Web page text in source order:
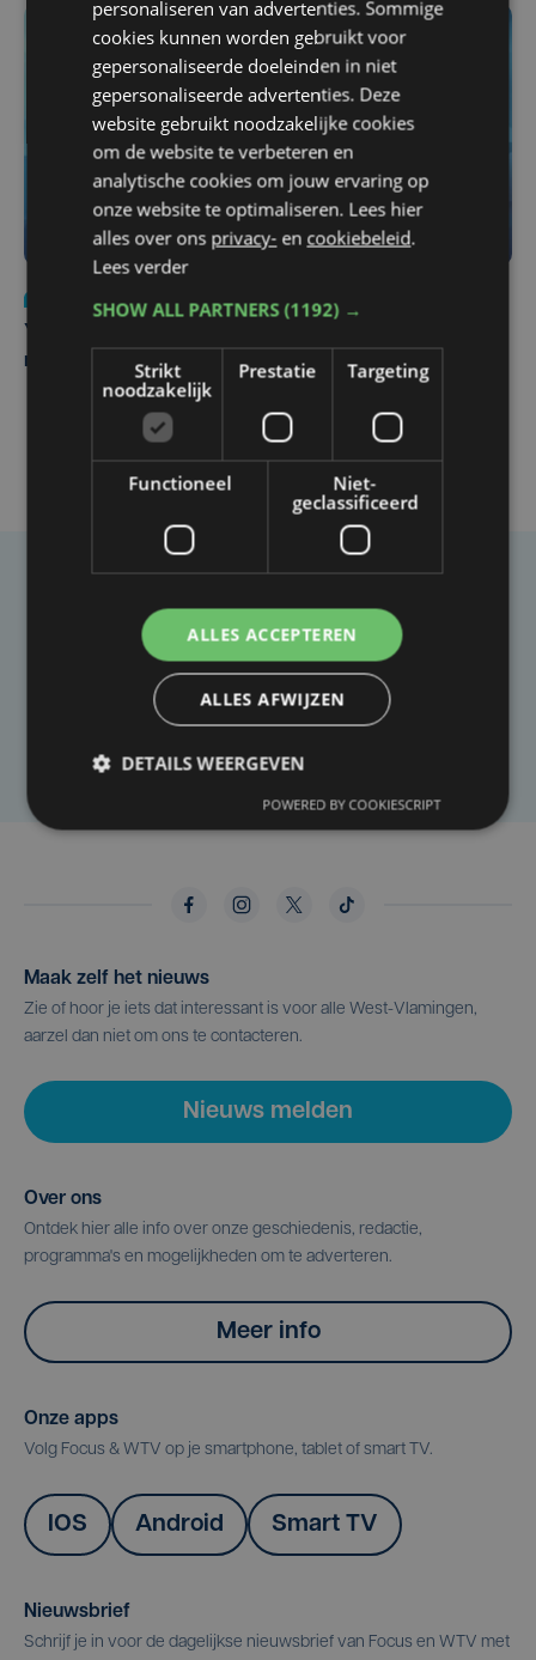
Nieuws
do 6 augustus | 21:30
Yaro (19), slachtoffer van vechtpartij, is na
maandenlange coma overleden
Heb je een taal- of schrijffout opgemerkt in dit
artikel?
Maak zelf het nieuws
Zie of hoor je iets dat interessant is voor alle West-Vlamingen,
aarzel dan niet om ons te contacteren.
Nieuws melden
Over ons
Ontdek hier alle info over onze geschiedenis, redactie,
programma's en mogelijkheden om te adverteren.
Meer info
Onze apps
Volg Focus & WTV op je smartphone, tablet of smart TV.
IOS Android Smart TV
Nieuwsbrief
Schrijf je in voor de dagelijkse nieuwsbrief van Focus en WTV met
personaliseren van advertenties. Sommige
cookies kunnen worden gebruikt voor
gepersonaliseerde doeleinden in niet
gepersonaliseerde advertenties. Deze
website gebruikt noodzakelijke cookies
om de website te verbeteren en
analytische cookies om jouw ervaring op
onze website te optimaliseren. Lees hier
alles over ons privacy- en cookiebeleid.
Lees verder
SHOW ALL PARTNERS(1192) →
Strikt
noodzakelijk
Prestatie Targeting
Functioneel
Niet-
geclassificeerd
ALLES ACCEPTEREN
ALLES AFWIJZEN
DETAILS WEERGEVEN
POWERED BY COOKIESCRIPT